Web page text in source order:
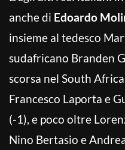
anche di Edoardo
insieme al tedesco
sudafricano Branden
scorsa nel South
Francesco Laporta e
(-1), e poco oltre
Nino Bertasio e